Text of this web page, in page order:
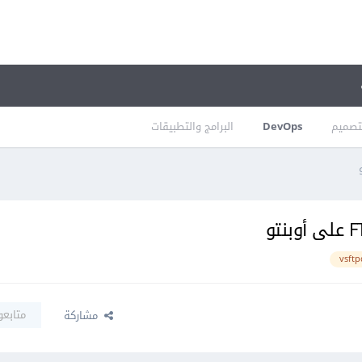
DevOps البرامج والتطبيقات
مشاركة